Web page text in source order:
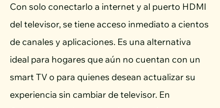
Con solo conectarlo a internet y al puerto HDMI
del televisor, se tiene acceso inmediato a cientos
de canales y aplicaciones. Es una alternativa
ideal para hogares que aún no cuentan con un
smart TV o para quienes desean actualizar su
experiencia sin cambiar de televisor. En